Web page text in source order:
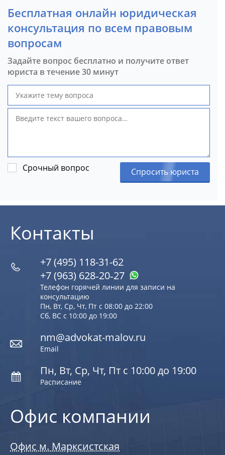
Бесплатная онлайн юридическая
консультация по всем правовым
вопросам
Задайте вопрос бесплатно и получите ответ
юриста в течение 30 минут
Срочный вопрос Спросить юриста
Офис компании
Офис м. Марксистская
Контакты
+7 (495) 118-31-62
+7 (963) 628‑20‑27
Телефон горячей линии для записи на
консультацию
Пн, Вт, Ср, Чт, Пт с 08:00 до 22:00
Сб, ВС с 10:00 до 19:00
nm@advokat-malov.ru
Email
Пн, Вт, Ср, Чт, Пт с 10:00 до 19:00
Расписание